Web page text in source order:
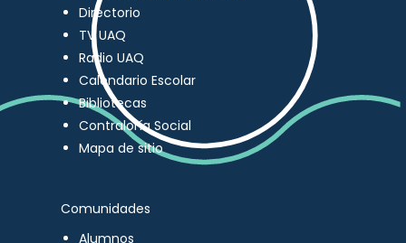
Directorio
TV UAQ
Radio UAQ
Calendario Escolar
Bibliotecas
Contraloría Social
Mapa de sitio
Comunidades
Alumnos